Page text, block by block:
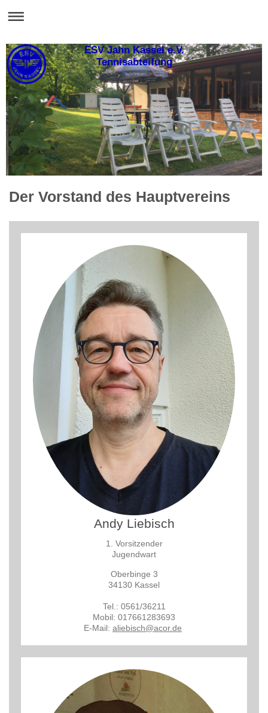
ESV Jahn Kassel e.V.
Tennisabteilung
Der Vorstand des Hauptvereins
Andy Liebisch
1. Vorsitzender
Jugendwart
Oberbinge 3
34130 Kassel
Tel.: 0561/36211
Mobil: 017661283693
E-Mail: aliebisch@acor.de